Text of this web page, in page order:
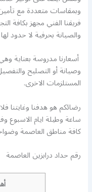
وبمقاسات متعددة مع
فريقنا الفني مجهز بكافة
والصيانة بحرفية لا حدود لها
أسعارنا مدروسة بعناية
وصيانة أو التصليح
المستلزمات الاخرى.
ساعة وطيلة ايام الاسبوع
كافة مناطق العاصمة
رقم حداد درابزين العاصمة